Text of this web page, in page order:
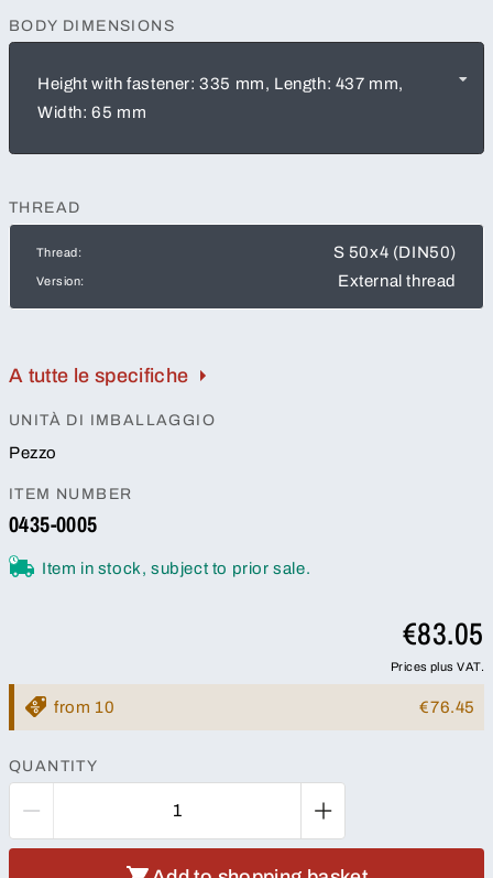
BODY DIMENSIONS
Height with fastener: 335 mm, Length: 437 mm,
Width: 65 mm
THREAD
Thread: S 50x4 (DIN50)
Version: External thread
A tutte le specifiche
UNITÀ DI IMBALLAGGIO
Pezzo
ITEM NUMBER
0435-0005
Item in stock, subject to prior sale.
€83.05
Prices plus VAT.
from 10 €76.45
QUANTITY